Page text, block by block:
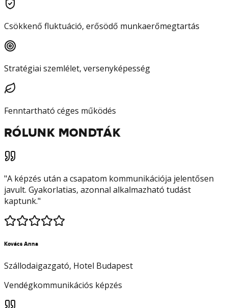
Csökkenő fluktuáció, erősödő munkaerőmegtartás
Stratégiai szemlélet, versenyképesség
Fenntartható céges működés
RÓLUNK MONDTÁK
"A képzés után a csapatom kommunikációja jelentősen
javult. Gyakorlatias, azonnal alkalmazható tudást
kaptunk."
Kovács Anna
Szállodaigazgató, Hotel Budapest
Vendégkommunikációs képzés